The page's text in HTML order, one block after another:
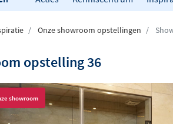
Onze showroom opstellingen
opstelling 36
showroom